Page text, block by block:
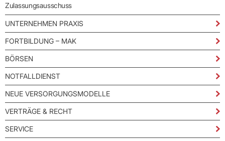
Zulassungsausschuss
UNTERNEHMEN PRAXIS
FORTBILDUNG – MAK
BÖRSEN
NOTFALLDIENST
NEUE VERSORGUNGSMODELLE
VERTRÄGE & RECHT
SERVICE